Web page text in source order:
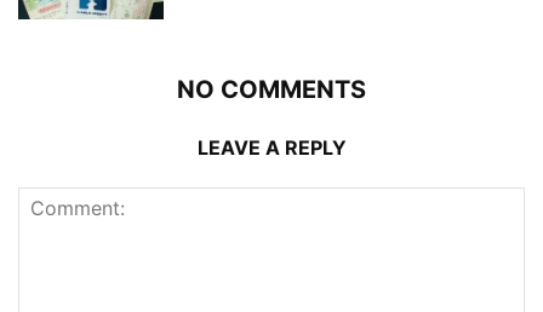
NO COMMENTS
LEAVE A REPLY